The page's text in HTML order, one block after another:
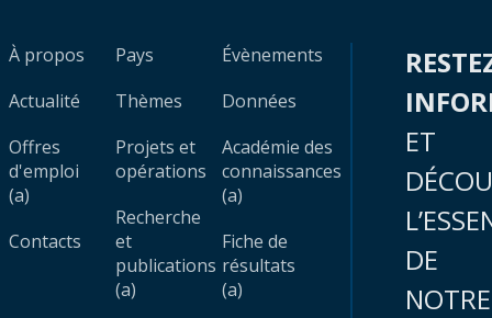
À propos
Actualité
Offres
d'emploi
(a)
Contacts
Pays
Thèmes
Projets et
opérations
Recherche
et
publications
(a)
Évènements
Données
Académie des
connaissances
(a)
Fiche de
résultats
(a)
ET
DE
NOTRE